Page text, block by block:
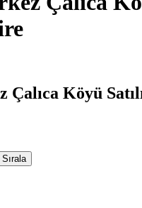
Çalıca Köyü
Sırala